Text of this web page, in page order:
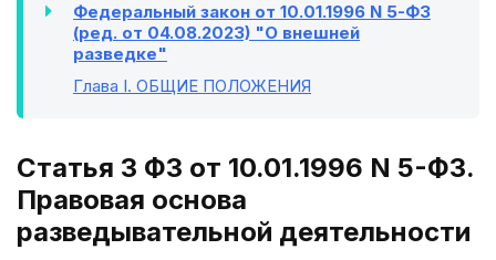
Федеральный закон от 10.01.1996 N 5-ФЗ
(ред. от 04.08.2023) "О внешней
разведке"
Глава I. ОБЩИЕ ПОЛОЖЕНИЯ
Статья 3 ФЗ от 10.01.1996 N 5-ФЗ.
Правовая основа
разведывательной деятельности